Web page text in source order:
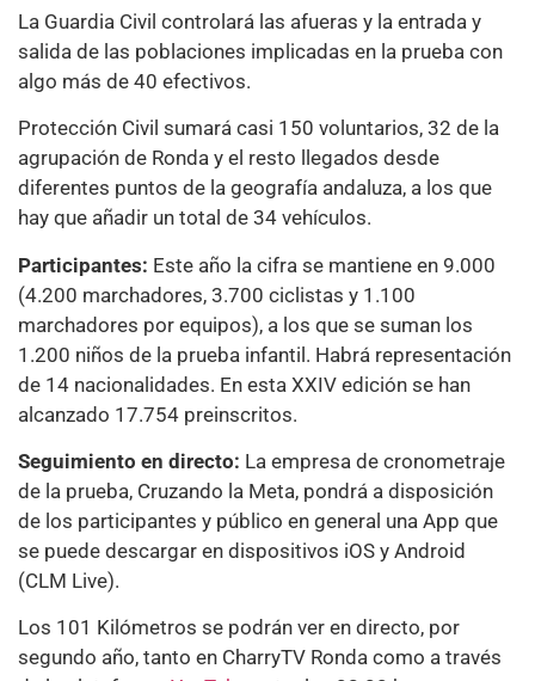
La Guardia Civil controlará las afueras y la entrada y
salida de las poblaciones implicadas en la prueba con
algo más de 40 efectivos.
Protección Civil sumará casi 150 voluntarios, 32 de la
agrupación de Ronda y el resto llegados desde
diferentes puntos de la geografía andaluza, a los que
hay que añadir un total de 34 vehículos.
Participantes: Este año la cifra se mantiene en 9.000
(4.200 marchadores, 3.700 ciclistas y 1.100
marchadores por equipos), a los que se suman los
1.200 niños de la prueba infantil. Habrá representación
de 14 nacionalidades. En esta XXIV edición se han
alcanzado 17.754 preinscritos.
Seguimiento en directo: La empresa de cronometraje
de la prueba, Cruzando la Meta, pondrá a disposición
de los participantes y público en general una App que
se puede descargar en dispositivos iOS y Android
(CLM Live).
Los 101 Kilómetros se podrán ver en directo, por
segundo año, tanto en CharryTV Ronda como a través